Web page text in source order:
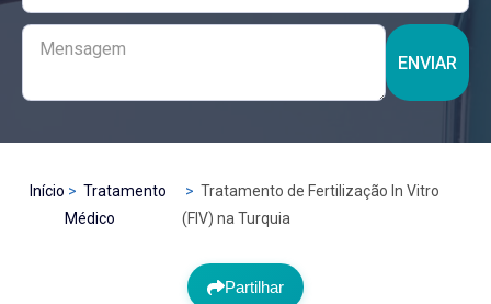
ENVIAR
Início
Tratamento
Médico
Tratamento de Fertilização In Vitro
(FIV) na Turquia
Partilhar